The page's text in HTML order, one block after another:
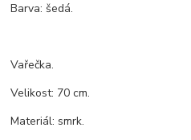
Barva: šedá.
Vařečka.
Velikost: 70 cm.
Materiál: smrk.